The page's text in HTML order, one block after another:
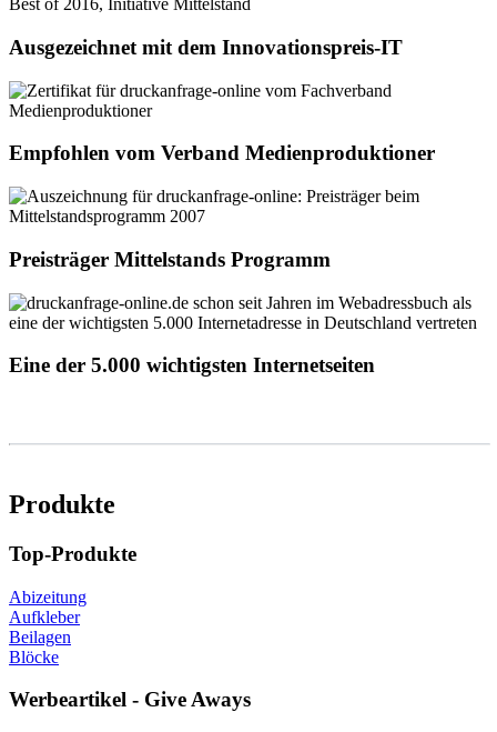
Ausgezeichnet mit dem Innovationspreis-IT
Empfohlen vom Verband Medienproduktioner
Preisträger Mittelstands Programm
Eine der 5.000 wichtigsten Internetseiten
Produkte
Top-Produkte
Abizeitung
Aufkleber
Beilagen
Blöcke
Werbeartikel - Give Aways